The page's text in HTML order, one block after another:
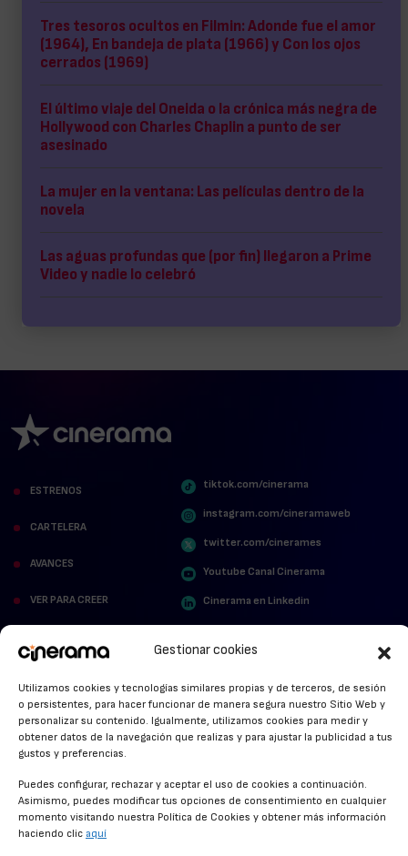
Gestionar cookies
Utilizamos cookies y tecnologías similares propias y de terceros, de sesión
o persistentes, para hacer funcionar de manera segura nuestro Sitio Web y
personalizar su contenido. Igualmente, utilizamos cookies para medir y
obtener datos de la navegación que realizas y para ajustar la publicidad a tus
gustos y preferencias.
Puedes configurar, rechazar y aceptar el uso de cookies a continuación.
Asimismo, puedes modificar tus opciones de consentimiento en cualquier
momento visitando nuestra Política de Cookies y obtener más información
haciendo clic aquí
Tres tesoros ocultos en Filmin: Adonde fue el amor
(1964), En bandeja de plata (1966) y Con los ojos
cerrados (1969)
El último viaje del Oneida o la crónica más negra de
Hollywood con Charles Chaplin a punto de ser
asesinado
La mujer en la ventana: Las películas dentro de la
novela
Las aguas profundas que (por fin) llegaron a Prime
Video y nadie lo celebró
ESTRENOS
CARTELERA
AVANCES
VER PARA CREER
ALFOMBRA ROJA
tiktok.com/cinerama
instagram.com/cineramaweb
twitter.com/cinerames
Youtube Canal Cinerama
Cinerama en Linkedin
CONDICIONES GENERALES